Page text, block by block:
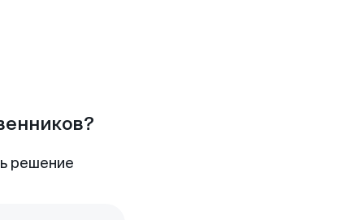
решение